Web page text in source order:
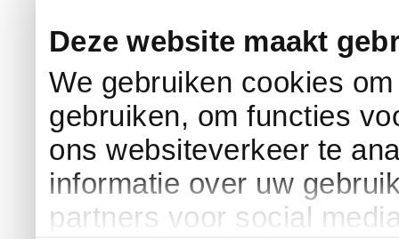
Deze website maakt
We gebruiken cookies
gebruiken, om functies
ons websiteverkeer te
informatie over uw
partners voor social